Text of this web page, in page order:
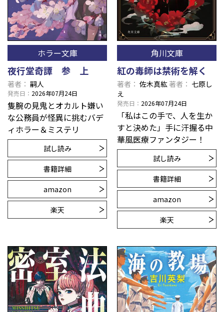
ホラー文庫
夜行堂奇譚 参 上
著者 嗣人
発売日 2026年07月24日
隻腕の見鬼とオカルト嫌い
な公務員が怪異に挑むバデ
ィホラー＆ミステリ
試し読み
書籍詳細
amazon
楽天
角川文庫
紅の毒師は禁術を解く
著者 佐木真紘著者
七原し
え
発売日 2026年07月24日
「私はこの手で、人を生か
すと決めた」手に汗握る中
華風医療ファンタジー！
試し読み
書籍詳細
amazon
楽天